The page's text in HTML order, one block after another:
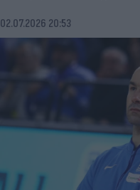
02.07.2026 20:53